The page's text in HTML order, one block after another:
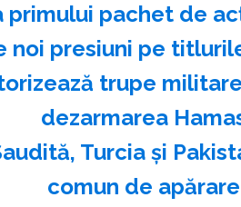
primului pachet de
noi presiuni pe
trupe
dezarmarea
Turcia şi
comun de apărare